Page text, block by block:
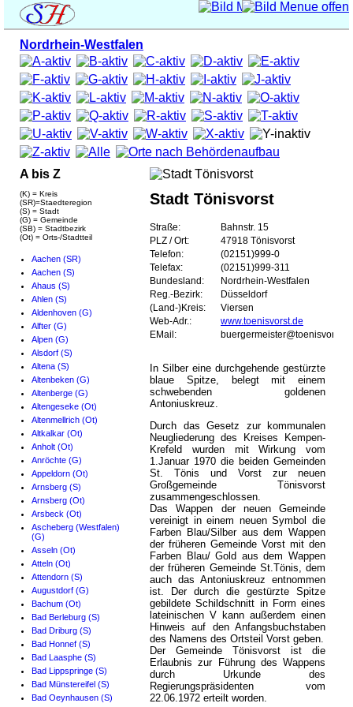
Nordrhein-Westfalen
A bis Z
(K) = Kreis
(SR)=Staedteregion
(S) = Stadt
(G) = Gemeinde
(SB) = Stadtbezirk
(Ot) = Orts-/Stadtteil
Aachen (SR)
Aachen (S)
Ahaus (S)
Ahlen (S)
Aldenhoven (G)
Alfter (G)
Alpen (G)
Alsdorf (S)
Altena (S)
Altenbeken (G)
Altenberge (G)
Altengeseke (Ot)
Altenmellrich (Ot)
Altkalkar (Ot)
Anholt (Ot)
Anröchte (G)
Appeldorn (Ot)
Arnsberg (S)
Arnsberg (Ot)
Arsbeck (Ot)
Ascheberg (Westfalen)
(G)
Asseln (Ot)
Atteln (Ot)
Attendorn (S)
Augustdorf (G)
Bachum (Ot)
Bad Berleburg (S)
Bad Driburg (S)
Bad Honnef (S)
Bad Laasphe (S)
Bad Lippspringe (S)
Bad Münstereifel (S)
Bad Oeynhausen (S)
Stadt Tönisvorst
Straße:
Bahnstr. 15
PLZ / Ort:
47918 Tönisvorst
Telefon:
(02151)999-0
Telefax:
(02151)999-311
Bundesland:
Nordrhein-Westfalen
Reg.-Bezirk:
Düsseldorf
(Land-)Kreis:
Viersen
Web-Adr.:
www.toenisvorst.de
EMail:
In Silber eine durchgehende gestürzte
blaue Spitze, belegt mit einem
schwebenden goldenen
Antoniuskreuz.
Durch das Gesetz zur kommunalen
Neugliederung des Kreises Kempen-
Krefeld wurden mit Wirkung vom
1.Januar 1970 die beiden Gemeinden
St. Tönis und Vorst zur neuen
Großgemeinde Tönisvorst
zusammengeschlossen.
Das Wappen der neuen Gemeinde
vereinigt in einem neuen Symbol die
Farben Blau/Silber aus dem Wappen
der früheren Gemeinde Vorst mit den
Farben Blau/ Gold aus dem Wappen
der früheren Gemeinde St.Tönis, dem
auch das Antoniuskreuz entnommen
ist. Der durch die gestürzte Spitze
gebildete Schildschnitt in Form eines
lateinischen V kann außerdem einen
Hinweis auf den Anfangsbuchstaben
des Namens des Ortsteil Vorst geben.
Der Gemeinde Tönisvorst ist die
Erlaubnis zur Führung des Wappens
durch Urkunde des
Regierungspräsidenten vom
22.06.1972 erteilt worden.